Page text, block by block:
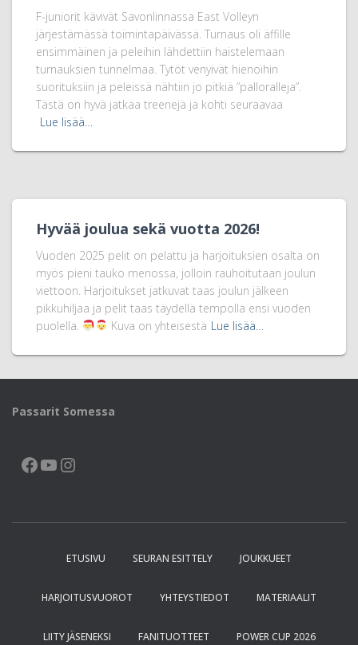
F-juniorit kävivät Savonlinnassa East Volleyn
järjestämässä toimintapäivässä. Turnaus oli äffille
ensimmäinen ja peleihin lähdettiin haistelemaan
turnauksien tunnelmaa. Tytöt venyivät hienoihin
suorituksiin ja peleissä nähtiin jo pitkiä ”palloralleja”.
Tästä on hyvä jatkaa treenejä ja kohti seuraavaa
Lue lisää…
Hyvää joulua sekä vuotta 2026!
Vuoden 2025 pelit on pelattu ja harjoituksien osalta on
myös pieni tauko menossa, jolloin rauhoitutaan joulun
viettoon. Harjoitukset jatkuvat taas joulun jälkeen
pikkuhiljaa ja pelit taas täydellä tempolla ensi vuoden
puolella.
Kuva on yhteisestä Lue lisää…
Passarit Somessa
FACEBOOK YOUTUBE
ETUSIVU SEURAN ESITTELY JOUKKUEET
HARJOITUSVUOROT YHTEYSTIEDOT MATERIAALIT
LIITY JÄSENEKSI FANITUOTTEET POWER CUP 2026